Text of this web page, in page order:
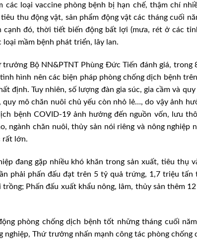
các loại vaccine phòng bệnh bị hạn chế, thậm chí
thu động vật, sản phẩm động vật các tháng cuối
cạnh đó, thời tiết biến động bất lợi (mưa, rét ở các
mầm bệnh phát triển, lây lan.
trưởng Bộ NN&PTNT Phùng Đức Tiến đánh giá, trong
hình nên các biện pháp phòng chống dịch bệnh
định. Tuy nhiên, số lượng đàn gia súc, gia cầm và
quy mô chăn nuôi chủ yếu còn nhỏ lẻ…, do vậy ảnh
bệnh COVID-19 ảnh hưởng đến nguồn vốn, lưu
ngành chăn nuôi, thủy sản nói riêng và nông nghiệp
rất lớn.
đang gặp nhiều khó khăn trong sản xuất, tiêu thụ
phải phấn đấu đạt trên 5 tỷ quả trứng, 1,7 triệu
trồng; Phấn đấu xuất khẩu nông, lâm, thủy sản thêm
phòng chống dịch bệnh tốt những tháng cuối
nghiệp, Thứ trưởng nhấn mạnh công tác phòng